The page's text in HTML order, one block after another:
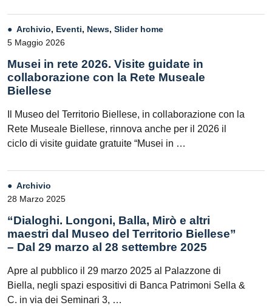
Archivio, Eventi, News, Slider home
5 Maggio 2026
Musei in rete 2026. Visite guidate in
collaborazione con la Rete Museale
Biellese
Il Museo del Territorio Biellese, in collaborazione con la
Rete Museale Biellese, rinnova anche per il 2026 il
ciclo di visite guidate gratuite “Musei in …
Archivio
28 Marzo 2025
“Dialoghi. Longoni, Balla, Mirò e altri
maestri dal Museo del Territorio Biellese”
– Dal 29 marzo al 28 settembre 2025
Apre al pubblico il 29 marzo 2025 al Palazzone di
Biella, negli spazi espositivi di Banca Patrimoni Sella &
C. in via dei Seminari 3, …